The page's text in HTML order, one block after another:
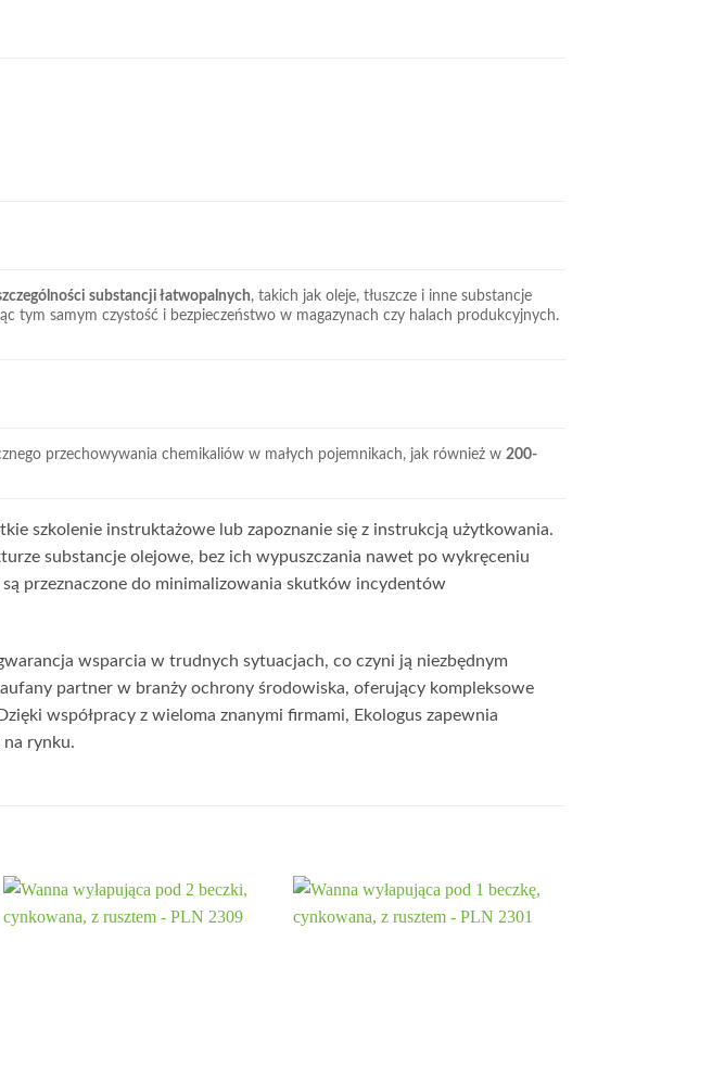
substancji łatwopalnych, takich jak oleje, tłuszcze i inne substancje
tym samym czystość i bezpieczeństwo w magazynach czy halach produkcyjnych.
przechowywania chemikaliów w małych pojemnikach, jak również w 200-
szkolenie instruktażowe lub zapoznanie się z instrukcją użytkowania.
substancje olejowe, bez ich wypuszczania nawet po wykręceniu
przeznaczone do minimalizowania skutków incydentów
wsparcia w trudnych sytuacjach, co czyni ją niezbędnym
partner w branży ochrony środowiska, oferujący kompleksowe
współpracy z wieloma znanymi firmami, Ekologus zapewnia
rynku.